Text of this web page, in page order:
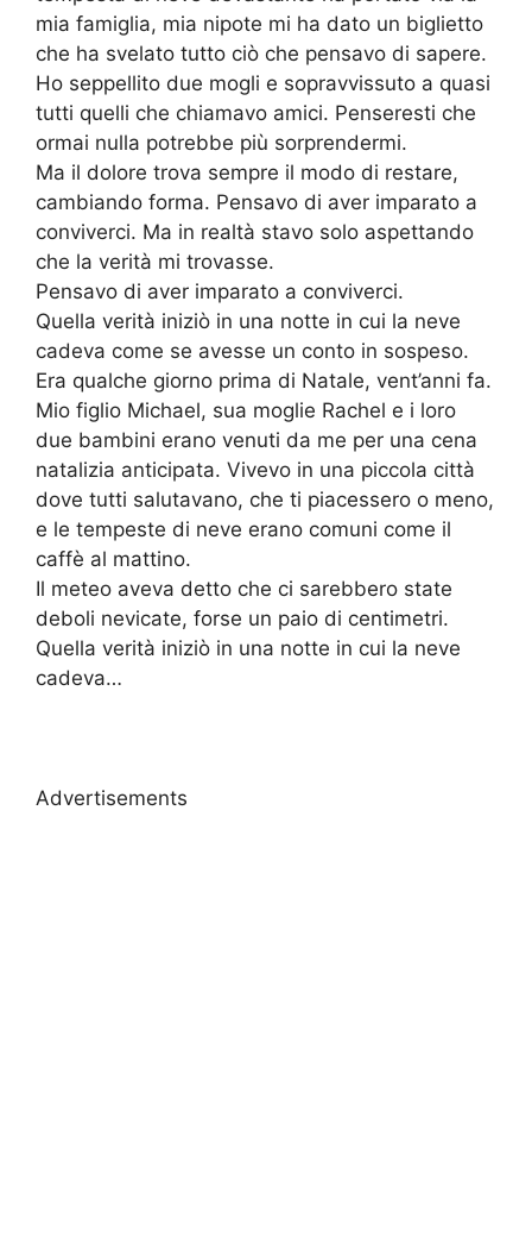
mia famiglia, mia nipote mi ha dato un biglietto
che ha svelato tutto ciò che pensavo di sapere.
Ho seppellito due mogli e sopravvissuto a quasi
tutti quelli che chiamavo amici. Penseresti che
ormai nulla potrebbe più sorprendermi.
Ma il dolore trova sempre il modo di restare,
cambiando forma. Pensavo di aver imparato a
conviverci. Ma in realtà stavo solo aspettando
che la verità mi trovasse.
Pensavo di aver imparato a conviverci.
Quella verità iniziò in una notte in cui la neve
cadeva come se avesse un conto in sospeso.
Era qualche giorno prima di Natale, vent’anni fa.
Mio figlio Michael, sua moglie Rachel e i loro
due bambini erano venuti da me per una cena
natalizia anticipata. Vivevo in una piccola città
dove tutti salutavano, che ti piacessero o meno,
e le tempeste di neve erano comuni come il
caffè al mattino.
Il meteo aveva detto che ci sarebbero state
deboli nevicate, forse un paio di centimetri.
Quella verità iniziò in una notte in cui la neve
cadeva…
Advertisements